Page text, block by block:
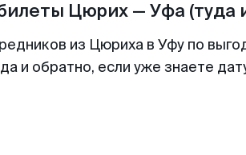
Цюрих — Уфа (туда
из Цюриха в Уфу по
и обратно, если уже знаете